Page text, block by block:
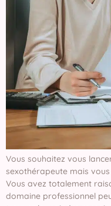
Vous souhaitez vous
sexothérapeute mais
Vous avez totalement
domaine professionnel